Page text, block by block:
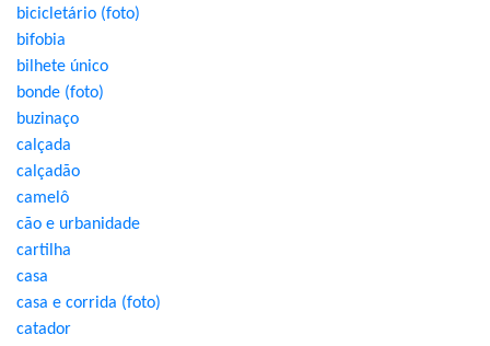
bicicletário (foto)
bifobia
bilhete único
bonde (foto)
buzinaço
calçada
calçadão
camelô
cão e urbanidade
cartilha
casa
casa e corrida (foto)
catador